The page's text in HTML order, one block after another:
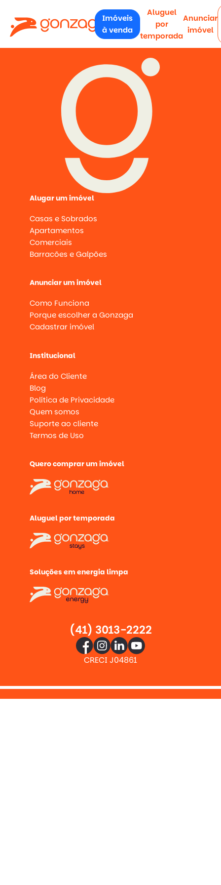
Imóveis
à venda
Aluguel
por
temporada
Anunciar
imóvel
Alugar um imóvel
Casas e Sobrados
Apartamentos
Comerciais
Barracões e Galpões
Anunciar um imóvel
Como Funciona
Porque escolher a Gonzaga
Cadastrar imóvel
Institucional
Área do Cliente
Blog
Política de Privacidade
Quem somos
Suporte ao cliente
Termos de Uso
Quero comprar um imóvel
Aluguel por temporada
Soluções em energia limpa
(41) 3013-2222
CRECI J04861